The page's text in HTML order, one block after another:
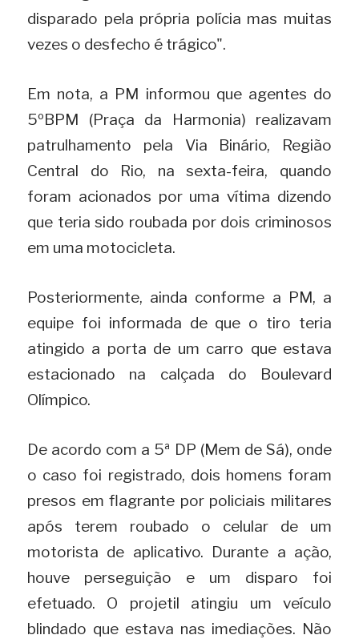
disparado pela própria polícia mas muitas
vezes o desfecho é trágico".
Em nota, a PM informou que agentes do
5ºBPM (Praça da Harmonia) realizavam
patrulhamento pela Via Binário, Região
Central do Rio, na sexta-feira, quando
foram acionados por uma vítima dizendo
que teria sido roubada por dois criminosos
em uma motocicleta.
Posteriormente, ainda conforme a PM, a
equipe foi informada de que o tiro teria
atingido a porta de um carro que estava
estacionado na calçada do Boulevard
Olímpico.
De acordo com a 5ª DP (Mem de Sá), onde
o caso foi registrado, dois homens foram
presos em flagrante por policiais militares
após terem roubado o celular de um
motorista de aplicativo. Durante a ação,
houve perseguição e um disparo foi
efetuado. O projetil atingiu um veículo
blindado que estava nas imediações. Não